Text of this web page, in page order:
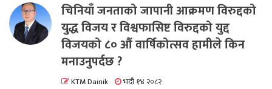
चिनियाँ जनताको जापानी आक्रमण विरुद्दको
युद्ध विजय र विश्वफासिष्ट विरुद्दको युद्द
विजयको ८० औं वार्षिकोत्सव हामीले किन
मनाउनुपर्दछ ?
KTM Dainik भदौ १४ २०८२